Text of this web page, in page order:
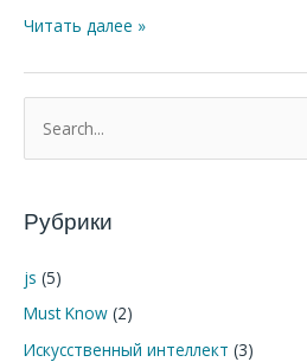
Читать далее »
о
с
:
Рубрики
js (5)
Must Know (2)
Искусственный интеллект (3)